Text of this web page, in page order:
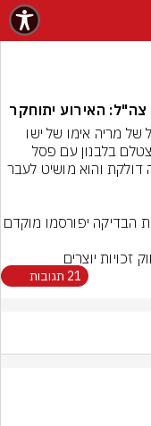
האירוע יתוחקר
21 תגובות